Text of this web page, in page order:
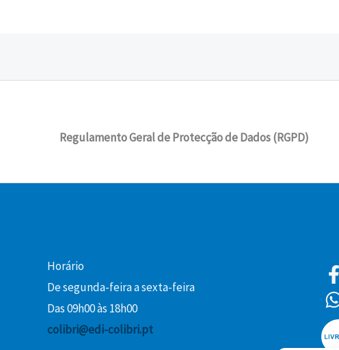
Regulamento Geral de Protecção de Dados (RGPD)
Horário
De segunda-feira a sexta-feira
Das 09h00 às 18h00
colibri@edi-colibri.pt